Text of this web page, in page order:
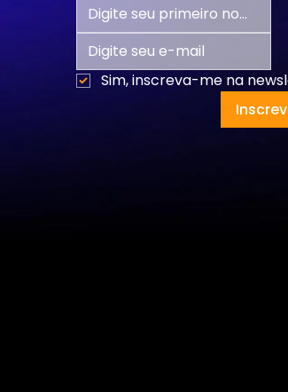
Sim, inscreva-me na